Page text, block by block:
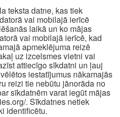
teksta datne, kas tiek
vai mobilajā ierīcē
laikā un ko mājas
vai mobilajā ierīcē, kad
apmeklējuma reizē
uz izcelsmes vietni vai
attiecīgo sīkdatni un ļauj
iestatījumus nākamajās
reizi tie nebūtu jānorāda no
sīkdatnēm varat iegūt mājas
. Sīkdatnes netiek
identificētu.